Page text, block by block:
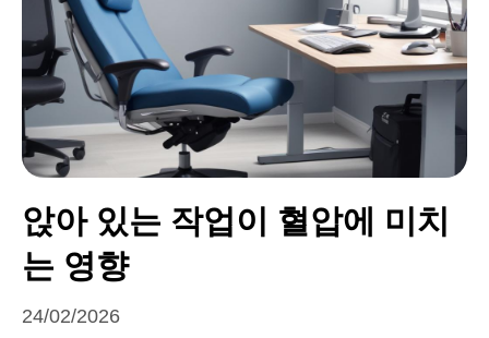
앉아 있는 작업이 혈압에 미치
는 영향
24/02/2026